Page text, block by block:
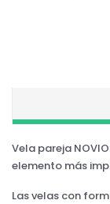
Vela pareja
elemento más
Las velas con